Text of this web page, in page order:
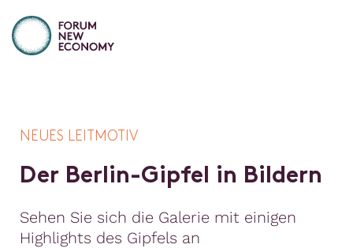
NEUES LEITMOTIV
Der Berlin-Gipfel in Bildern
Sehen Sie sich die Galerie mit einigen
Highlights des Gipfels an